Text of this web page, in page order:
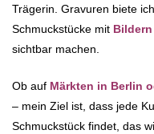
Trägerin. Gravuren biete
Schmuckstücke mit
sichtbar machen.
Ob auf Märkten in Berlin
– mein Ziel ist, dass jede
Schmuckstück findet, das